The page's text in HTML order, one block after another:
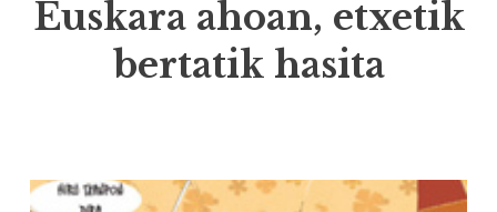
Euskara ahoan, etxetik
bertatik hasita